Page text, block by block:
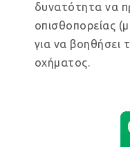
δυνατότητα να
οπισθοπορείας
για να βοηθήσει
οχήματος.